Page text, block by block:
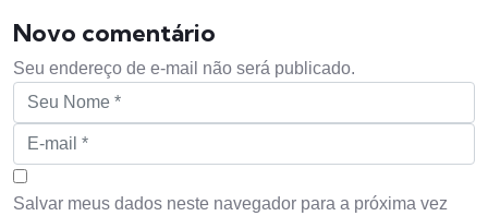
Novo comentário
Seu endereço de e-mail não será publicado.
Salvar meus dados neste navegador para a próxima vez